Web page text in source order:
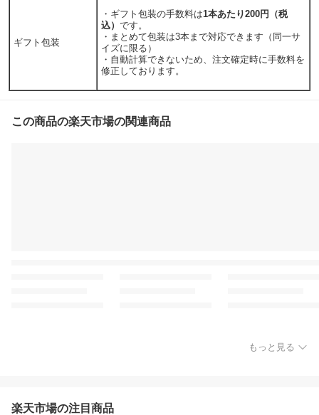
ギフト包装
・ギフト包装の手数料は1本あたり200円（税
込） です。
・まとめて包装は3本まで対応できます（同一サ
イズに限る）
・自動計算できないため、注文確定時に手数料を
修正しております。
この商品の楽天市場の関連商品
もっと見る
楽天市場の注目商品